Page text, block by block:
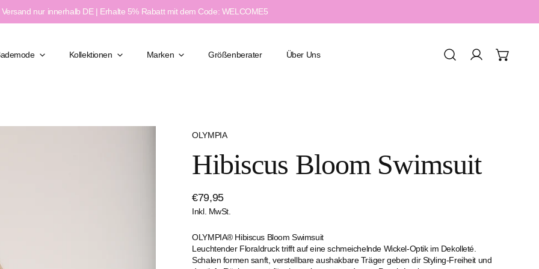
Versand nur innerhalb DE | Erhalte 5% Rabatt mit dem Code: WELCOME5
Spa & Wellness
Kollektionen Marken Größenberater Über Uns Einloggen
OLYMPIA
Hibiscus Bloom Swimsuit
Regulärer
Preis
€79,95
Inkl. MwSt.
OLYMPIA® Hibiscus Bloom Swimsuit
Leuchtender Floraldruck trifft auf eine schmeichelnde Wickel-Optik im Dekolleté.
Schalen formen sanft, verstellbare aushakbare Träger geben dir Styling-Freiheit und